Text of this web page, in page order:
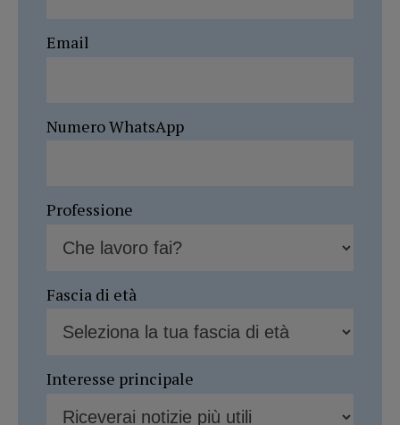
Email
Numero WhatsApp
Professione
Fascia di età
Interesse principale